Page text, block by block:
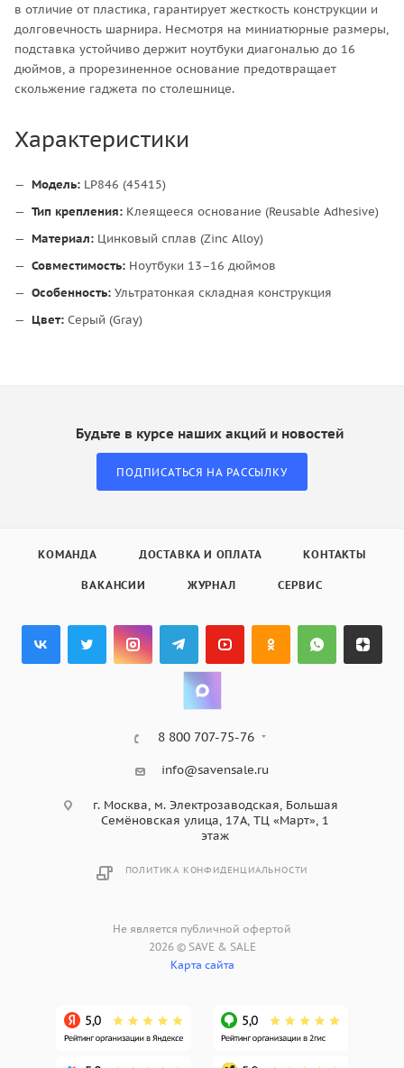
в отличие от пластика, гарантирует жесткость конструкции и
долговечность шарнира. Несмотря на миниатюрные размеры,
подставка устойчиво держит ноутбуки диагональю до 16
дюймов, а прорезиненное основание предотвращает
скольжение гаджета по столешнице.
Характеристики
Модель: LP846 (45415)
Тип крепления: Клеящееся основание (Reusable Adhesive)
Материал: Цинковый сплав (Zinc Alloy)
Совместимость: Ноутбуки 13–16 дюймов
Особенность: Ультратонкая складная конструкция
Цвет: Серый (Gray)
Будьте в курсе наших акций и новостей
ПОДПИСАТЬСЯ НА РАССЫЛКУ
КОМАНДА ДОСТАВКА И ОПЛАТА КОНТАКТЫ
ВАКАНСИИ ЖУРНАЛ СЕРВИС
8 800 707-75-76
info@savensale.ru
г. Москва, м. Электрозаводская, Большая
Семёновская улица, 17А, ТЦ «Март», 1
этаж
ПОЛИТИКА КОНФИДЕНЦИАЛЬНОСТИ
Не является публичной офертой
2026 © SAVE & SALE
Карта сайта